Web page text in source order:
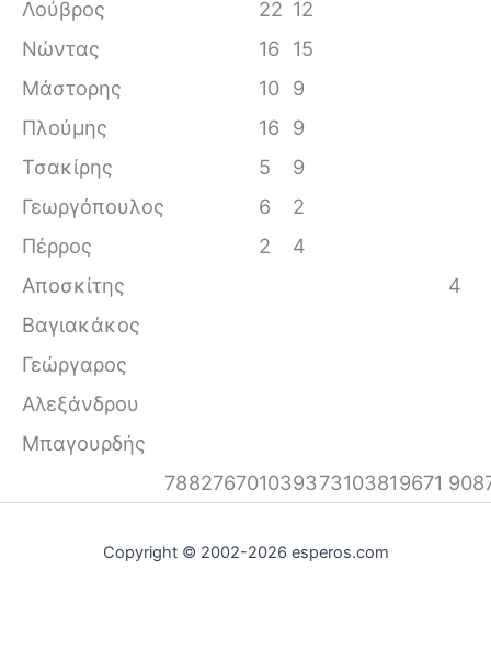
Λούβρος 22 12
Νώντας
16
15
Μάστορης
10 9
Πλούμης
16
9
Τσακίρης
5
9
Γεωργόπουλος
6
2
Πέρρος
2
4
Αποσκίτης
4
Βαγιακάκος
Γεώργαρος
Αλεξάνδρου
Μπαγουρδής
788276701039373103819671 90
Copyright © 2002-2026 esperos.com